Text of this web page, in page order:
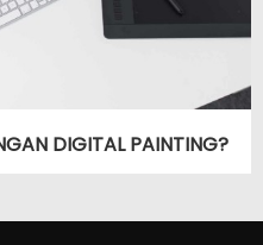
DIGITAL PAINTING?